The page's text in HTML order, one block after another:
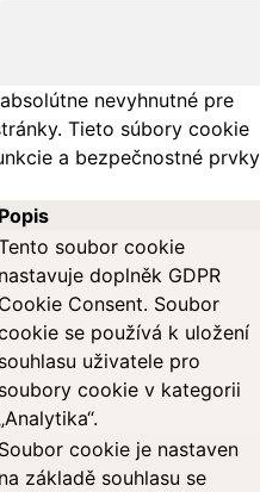
nevyhnutné pre
Tieto súbory cookie
a bezpečnostné prvky
Popis
soubor cookie
nastavuje doplněk GDPR
Cookie Consent. Soubor
se používá k uložení
souhlasu uživatele pro
soubory cookie v kategorii
„Analytika“.
Soubor cookie je nastaven
na základě souhlasu se